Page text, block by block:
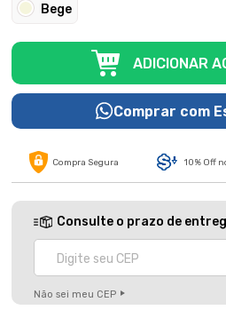
Bege
ADICIONAR
Comprar com
Compra Segura 10% Off
Consulte o prazo de
Não sei meu CEP